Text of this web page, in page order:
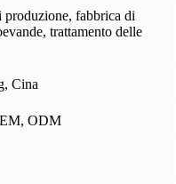
produzione, fabbrica di
trattamento delle
Cina
ODM